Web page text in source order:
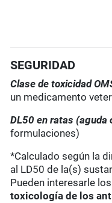
SEGURIDAD
Clase de toxicidad
un medicamento
DL50 en ratas (aguda
formulaciones)
*Calculado según la
al LD50 de la(s)
Pueden interesarle
toxicología de los